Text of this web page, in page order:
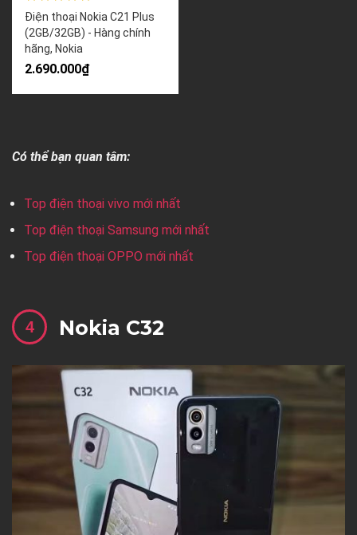
Điện thoại Nokia C21 Plus
(2GB/32GB) - Hàng chính
hãng, Nokia
2.690.000₫
Có thể bạn quan tâm:
Top điện thoại vivo mới nhất
Top điện thoại Samsung mới nhất
Top điện thoại OPPO mới nhất
Nokia C32